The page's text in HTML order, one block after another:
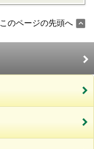
このページの先頭へ